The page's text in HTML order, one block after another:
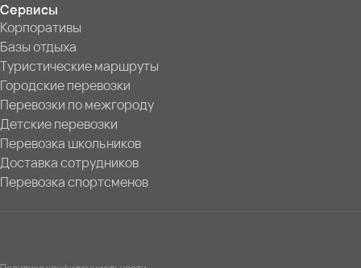
Сервисы
Корпоративы
Базы отдыха
Туристические маршруты
Городские перевозки
Перевозки по межгороду
Детские перевозки
Перевозка школьников
Доставка сотрудников
Перевозка спортсменов